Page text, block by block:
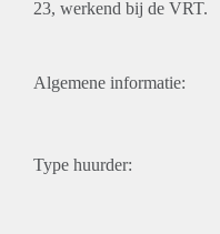
23, werkend bij de VRT.
Algemene informatie:
Type huurder: